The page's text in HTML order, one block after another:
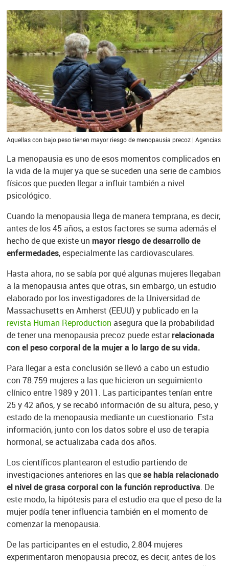
Aquellas con bajo peso tienen mayor riesgo de menopausia precoz | Agencias
La menopausia es uno de esos momentos complicados en
la vida de la mujer ya que se suceden una serie de cambios
físicos que pueden llegar a influir también a nivel
psicológico.
Cuando la menopausia llega de manera temprana, es decir,
antes de los 45 años, a estos factores se suma además el
hecho de que existe un mayor riesgo de desarrollo de
enfermedades, especialmente las cardiovasculares.
Hasta ahora, no se sabía por qué algunas mujeres llegaban
a la menopausia antes que otras, sin embargo, un estudio
elaborado por los investigadores de la Universidad de
Massachusetts en Amherst (EEUU) y publicado en la
revista Human Reproduction asegura que la probabilidad
de tener una menopausia precoz puede estarrelacionada
con el peso corporal de la mujer a lo largo de su vida.
Para llegar a esta conclusión se llevó a cabo un estudio
con 78.759 mujeres a las que hicieron un seguimiento
clínico entre 1989 y 2011. Las participantes tenían entre
25 y 42 años, y se recabó información de su altura, peso, y
estado de la menopausia mediante un cuestionario. Esta
información, junto con los datos sobre el uso de terapia
hormonal, se actualizaba cada dos años.
Los científicos plantearon el estudio partiendo de
investigaciones anteriores en las quese había relacionado
el nivel de grasa corporal con la función reproductiva. De
este modo, la hipótesis para el estudio era que el peso de la
mujer podía tener influencia también en el momento de
comenzar la menopausia.
De las participantes en el estudio, 2.804 mujeres
experimentaron menopausia precoz, es decir, antes de los